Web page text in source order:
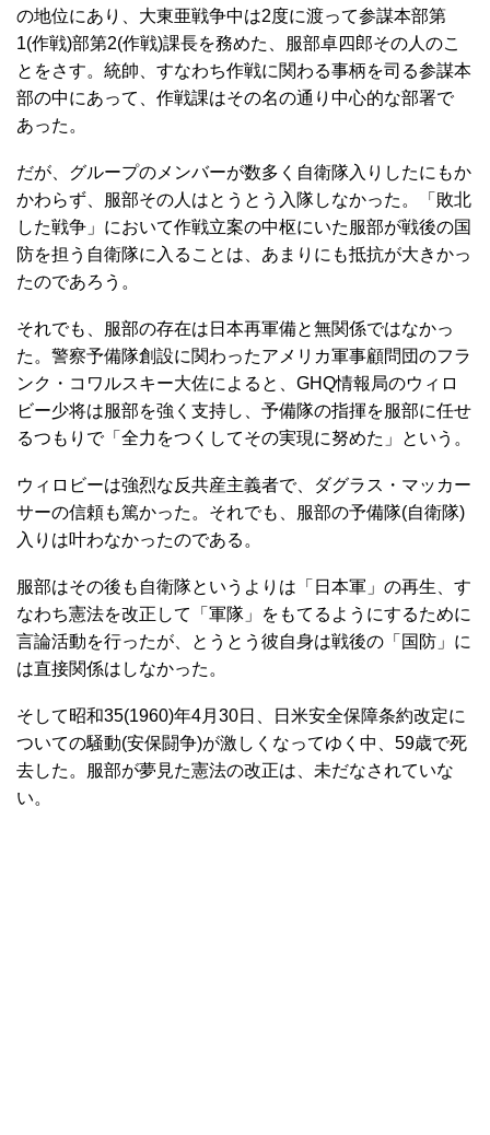
の地位にあり、大東亜戦争中は2度に渡って参謀本部第
1(作戦)部第2(作戦)課長を務めた、服部卓四郎その人のこ
とをさす。統帥、すなわち作戦に関わる事柄を司る参謀本
部の中にあって、作戦課はその名の通り中心的な部署で
あった。
だが、グループのメンバーが数多く自衛隊入りしたにもか
かわらず、服部その人はとうとう入隊しなかった。「敗北
した戦争」において作戦立案の中枢にいた服部が戦後の国
防を担う自衛隊に入ることは、あまりにも抵抗が大きかっ
たのであろう。
それでも、服部の存在は日本再軍備と無関係ではなかっ
た。警察予備隊創設に関わったアメリカ軍事顧問団のフラ
ンク・コワルスキー大佐によると、GHQ情報局のウィロ
ビー少将は服部を強く支持し、予備隊の指揮を服部に任せ
るつもりで「全力をつくしてその実現に努めた」という。
ウィロビーは強烈な反共産主義者で、ダグラス・マッカー
サーの信頼も篤かった。それでも、服部の予備隊(自衛隊)
入りは叶わなかったのである。
服部はその後も自衛隊というよりは「日本軍」の再生、す
なわち憲法を改正して「軍隊」をもてるようにするために
言論活動を行ったが、とうとう彼自身は戦後の「国防」に
は直接関係はしなかった。
そして昭和35(1960)年4月30日、日米安全保障条約改定に
ついての騒動(安保闘争)が激しくなってゆく中、59歳で死
去した。服部が夢見た憲法の改正は、未だなされていな
い。